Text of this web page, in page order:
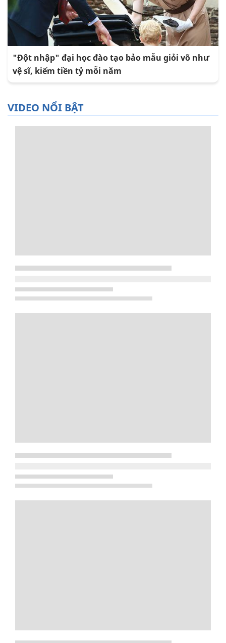
"Đột nhập" đại học đào tạo bảo mẫu giỏi võ như
vệ sĩ, kiếm tiền tỷ mỗi năm
VIDEO NỔI BẬT